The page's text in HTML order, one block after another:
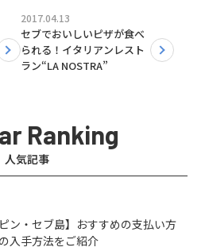
2017.04.13
セブでおいしいピザが食べ
られる！イタリアンレスト
ラン“LA NOSTRA”
Ranking
人気記事
ピン・セブ島】おすすめの支払い方
入手方法をご紹介